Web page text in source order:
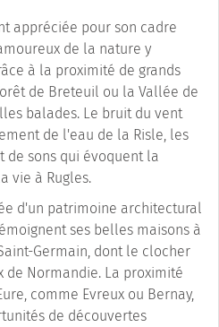
appréciée pour son cadre
de la nature y
à la proximité de grands
de Breteuil ou la Vallée de
balades. Le bruit du vent
de l'eau de la Risle, les
de sons qui évoquent la
vie à Rugles.
d'un patrimoine architectural
ses belles maisons à
Germain, dont le clocher
de Normandie. La proximité
comme Evreux ou Bernay,
de découvertes